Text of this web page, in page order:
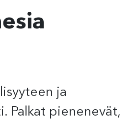
ja
Palkat pienenevät,